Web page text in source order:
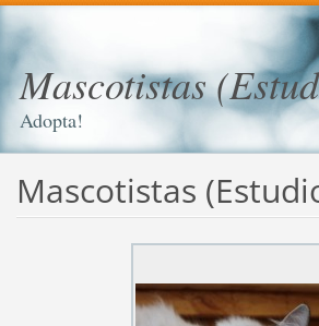
Mascotistas
Adopta!
Mascotistas